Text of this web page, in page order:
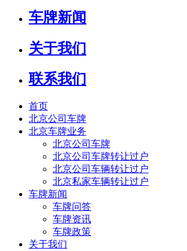
车牌新闻
关于我们
联系我们
首页
北京公司车牌
北京车牌业务
北京公司车牌
北京公司车牌转让过户
北京公司车辆转让过户
北京私家车辆转让过户
车牌新闻
车牌问答
车牌资讯
车牌政策
关于我们